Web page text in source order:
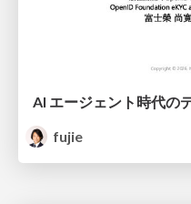
AI エージェント時代の
fujie